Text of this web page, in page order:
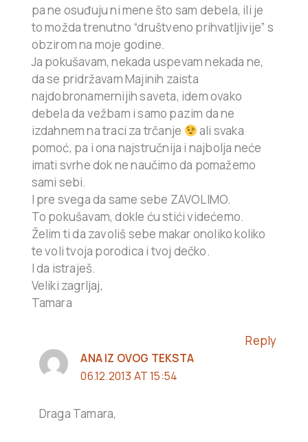
pa ne osuđuju ni mene što sam debela, ili je
to možda trenutno “društveno prihvatljivije” s
obzirom na moje godine.
Ja pokušavam, nekada uspevam nekada ne,
da se pridržavam Majinih zaista
najdobronamernijih saveta, idem ovako
debela da vežbam i samo pazim da ne
izdahnem na traci za trčanje
ali svaka
pomoć, pa i ona najstručnija i najbolja neće
imati svrhe dok ne naučimo da pomažemo
sami sebi.
I pre svega da same sebe ZAVOLIMO.
To pokušavam, dokle ću stići videćemo.
Želim ti da zavoliš sebe makar onoliko koliko
te voli tvoja porodica i tvoj dečko.
I da istraješ.
Veliki zagrljaj,
Tamara
Reply
ANA IZ OVOG TEKSTA
06.12.2013 AT 15:54
Draga Tamara,